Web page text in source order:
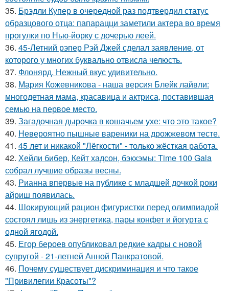
35. Брэдли Купер в очередной раз подтвердил статус
образцового отца: папарацци заметили актера во время
прогулки по Нью-йорку с дочерью леей.
36. 45-Летний рэпер Рэй Джей сделал заявление, от
которого у многих буквально отвисла челюсть.
37. Флонярд. Нежный вкус удивительно.
38. Мария Кожевникова - наша версия Блейк лайвли:
многодетная мама, красавица и актриса, поставившая
семью на первое место.
39. Загадочная дырочка в кошачьем ухе: что это такое?
40. Невероятно пышные вареники на дрожжевом тесте.
41. 45 лет и никакой "Лёгкости" - только жёсткая работа.
42. Хейли бибер, Кейт хадсон, бэкхэмы: Time 100 Gala
собрал лучшие образы весны.
43. Рианна впервые на публике с младшей дочкой роки
айриш появилась.
44. Шокирующий рацион фигуристки перед олимпиадой
состоял лишь из энергетика, пары конфет и йогурта с
одной ягодой.
45. Егор бероев опубликовал редкие кадры с новой
супругой - 21-летней Анной Панкратовой.
46. Почему существует дискриминация и что такое
"Привилегии Красоты"?